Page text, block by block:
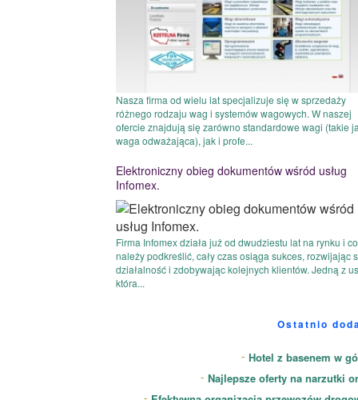
Nasza firma od wielu lat specjalizuje się w sprzedaży
różnego rodzaju wag i systemów wagowych. W naszej
ofercie znajdują się zarówno standardowe wagi (takie
waga odważająca), jak i profe...
Elektroniczny obieg dokumentów wśród usług
Infomex.
Firma Infomex działa już od dwudziestu lat na rynku i co
należy podkreślić, cały czas osiąga sukces, rozwijając
działalność i zdobywając kolejnych klientów. Jedną z
która...
Ostatnio
Hotel z basenem w
Najlepsze oferty na narzutki